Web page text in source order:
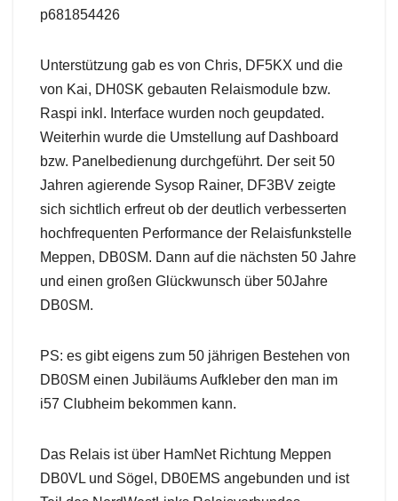
p681854426
Unterstützung gab es von Chris, DF5KX und die
von Kai, DH0SK gebauten Relaismodule bzw.
Raspi inkl. Interface wurden noch geupdated.
Weiterhin wurde die Umstellung auf Dashboard
bzw. Panelbedienung durchgeführt. Der seit 50
Jahren agierende Sysop Rainer, DF3BV zeigte
sich sichtlich erfreut ob der deutlich verbesserten
hochfrequenten Performance der Relaisfunkstelle
Meppen, DB0SM. Dann auf die nächsten 50 Jahre
und einen großen Glückwunsch über 50Jahre
DB0SM.
PS: es gibt eigens zum 50 jährigen Bestehen von
DB0SM einen Jubiläums Aufkleber den man im
i57 Clubheim bekommen kann.
Das Relais ist über HamNet Richtung Meppen
DB0VL und Sögel, DB0EMS angebunden und ist